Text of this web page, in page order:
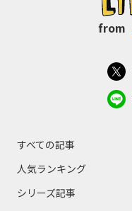
from
すべての記事
人気ランキング
シリーズ記事